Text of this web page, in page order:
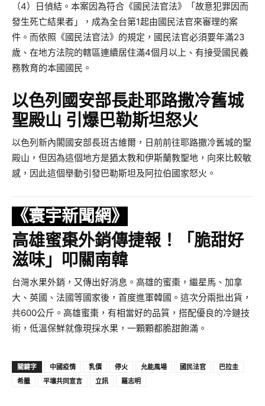
（4）日偵結。本案因為符合《國民法官法》「故意犯罪因而
發生死亡結果者」，成為全台第1起由國民法官來審理的案
件。而依照《國民法官法》的規定，國民法官必須要年滿23
歲、在地方法院的轄區連續居住滿4個月以上、有接受國民義
務教育的本國國民。
以色列國安部長赴耶路撒冷舊城
聖殿山 引爆巴勒斯坦怒火
以色列新內閣國安部長班古維爾，日前前往耶路撒冷舊城的聖
殿山，但因為這個地方是猶太教和伊斯蘭教聖地，向來比較敏
感，因此這個舉動引發巴勒斯坦及阿拉伯國家怒火。
《寰宇新聞網》
高雄蜜棗外銷傳捷報！「脆甜好
滋味」叩關南韓
台灣水果外銷，又傳出好消息。高雄的蜜棗，繼星馬、加拿
大、英國、法國等國家後，首度進軍韓國。這次分兩批出貨，
共600公斤。高雄蜜棗，有相當好的品質，搭配優良的冷鏈技
術，低溫保鮮就像現採水果，一顆顆都脆甜飽滿。
關鍵字 中國疫情 乳價 停火 允能風場 國民法官
巴拉圭
希臘
平壤共同宣言 立訊 羅志明